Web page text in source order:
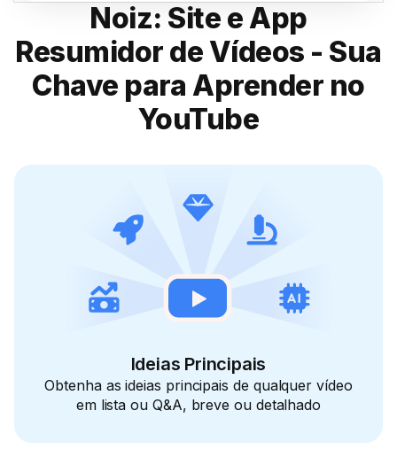
Noiz: Site e App
Resumidor de Vídeos - Sua
Chave para Aprender no
YouTube
Ideias Principais
Obtenha as ideias principais de qualquer vídeo
em lista ou Q&A, breve ou detalhado